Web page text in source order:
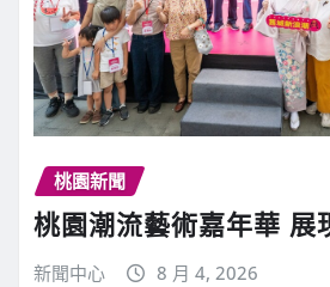
桃園新聞
桃園潮流藝術嘉年華 展
新聞中心 8 月 4, 2026